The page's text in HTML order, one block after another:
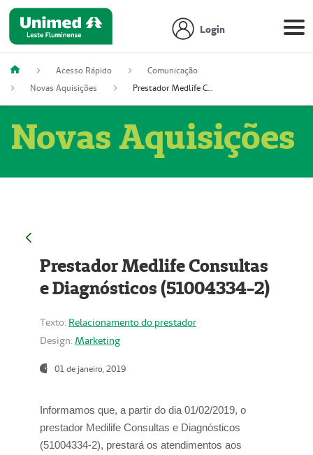
Login
Acesso Rápido
Comunicação
Novas Aquisições
Prestador Medlife Consultas e Diagnósticos (51004334-2)
Novas Aquisições
Prestador Medlife Consultas
e Diagnósticos (51004334-2)
Texto: Relacionamento do prestador
Design: Marketing
01 de janeiro, 2019
Informamos que, a partir do dia 01/02/2019, o
prestador Medilife Consultas e Diagnósticos
(51004334-2), prestará os atendimentos aos